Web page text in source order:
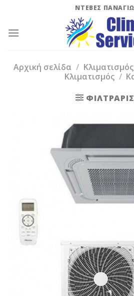
content
ΝΤΕΒΕΣ
Αρχική σελίδα / Κλιματισμός
Κλιματισμός /